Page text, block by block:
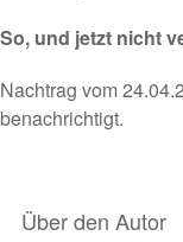
So, und jetzt nicht
Nachtrag vom
benachrichtigt.
Über den Autor